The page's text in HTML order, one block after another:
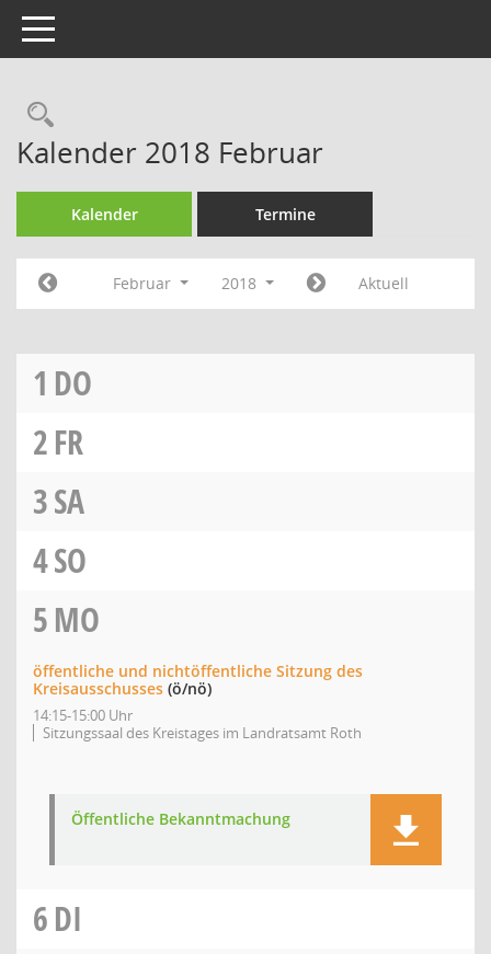
Toggle navigation
Rechercheauswahl
Kalender 2018 Februar
Kalender Termine
Februar 2018 Aktuell
1 DO
2FR
3SA
4SO
5MO
öffentliche und nichtöffentliche Sitzung des
Kreisausschusses (ö/nö)
14:15-15:00 Uhr
Sitzungssaal des Kreistages im Landratsamt Roth
Öffentliche Bekanntmachung
6DI